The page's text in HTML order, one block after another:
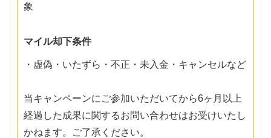
象
マイル却下条件
・虚偽・いたずら・不正・未入金・キャンセルなど
当キャンペーンにご参加いただいてから6ヶ月以上
経過した成果に関するお問い合わせはお受けいたし
かねます。ご了承ください。